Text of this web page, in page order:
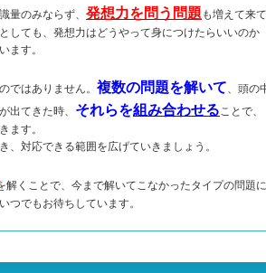
量のみならず、 発想力を問う問題 も増えて来
しても、発想力はどうやって身につけたらいいのか
ます。
ではありません。 複数の問題を解いて、頭の
出てきた時、 それらを組み合わせることで、
ます。
、対応できる範囲を広げていきましょう。
解くことで、今まで解いてこなかったタイプの問題
つでもお待ちしています。